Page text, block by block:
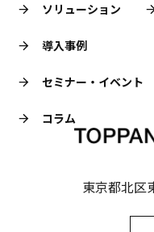
東京都北区
ソリューション
導入事例
セミナー・イベント
コラム